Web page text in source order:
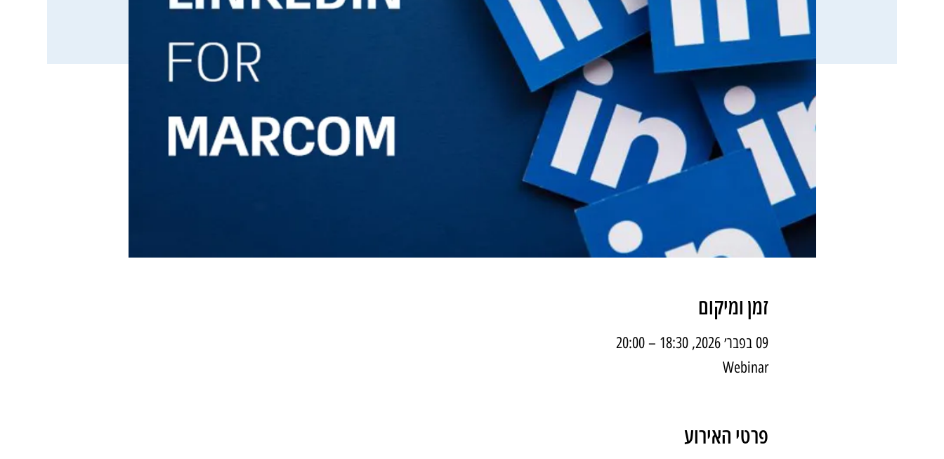
זמן ומיקום
09 בפבר׳ 2026, 18:30 – 20:00
Webinar
פרטי האירוע